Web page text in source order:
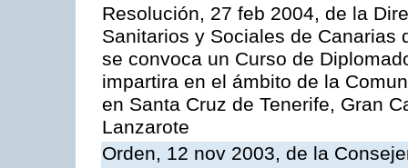
Resolución, 27 feb 2004, de la
Sanitarios y Sociales de Canarias
se convoca un Curso de
impartira en el ámbito de la
en Santa Cruz de Tenerife, Gran
Lanzarote
Orden, 12 nov 2003, de la